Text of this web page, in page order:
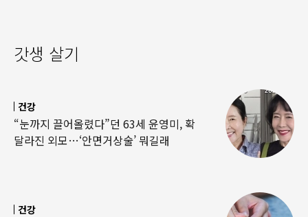
갓생 살기
건강
“눈까지 끌어올렸다”던 63세 윤영미, 확
달라진 외모…‘안면거상술’ 뭐길래
건강